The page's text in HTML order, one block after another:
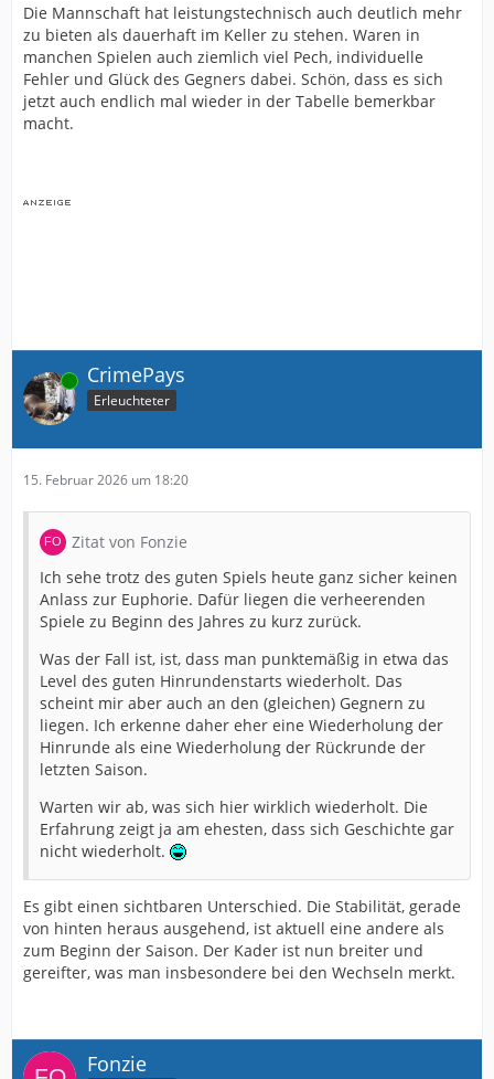
Die Mannschaft hat leistungstechnisch auch deutlich mehr
zu bieten als dauerhaft im Keller zu stehen. Waren in
manchen Spielen auch ziemlich viel Pech, individuelle
Fehler und Glück des Gegners dabei. Schön, dass es sich
jetzt auch endlich mal wieder in der Tabelle bemerkbar
macht.
Online CrimePays
Erleuchteter
15. Februar 2026 um 18:20
Zitat von Fonzie
Ich sehe trotz des guten Spiels heute ganz sicher keinen
Anlass zur Euphorie. Dafür liegen die verheerenden
Spiele zu Beginn des Jahres zu kurz zurück.
Was der Fall ist, ist, dass man punktemäßig in etwa das
Level des guten Hinrundenstarts wiederholt. Das
scheint mir aber auch an den (gleichen) Gegnern zu
liegen. Ich erkenne daher eher eine Wiederholung der
Hinrunde als eine Wiederholung der Rückrunde der
letzten Saison.
Warten wir ab, was sich hier wirklich wiederholt. Die
Erfahrung zeigt ja am ehesten, dass sich Geschichte gar
nicht wiederholt.
Es gibt einen sichtbaren Unterschied. Die Stabilität, gerade
von hinten heraus ausgehend, ist aktuell eine andere als
zum Beginn der Saison. Der Kader ist nun breiter und
gereifter, was man insbesondere bei den Wechseln merkt.
Fonzie